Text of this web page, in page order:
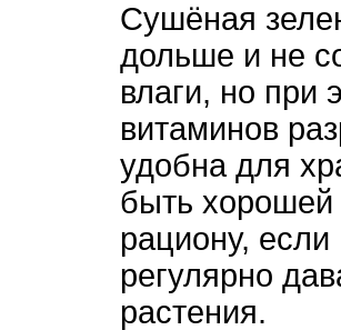
Сушёная
дольше и не
влаги, но при
витаминов
удобна для
быть хорошей
рациону,
регулярно
растения.